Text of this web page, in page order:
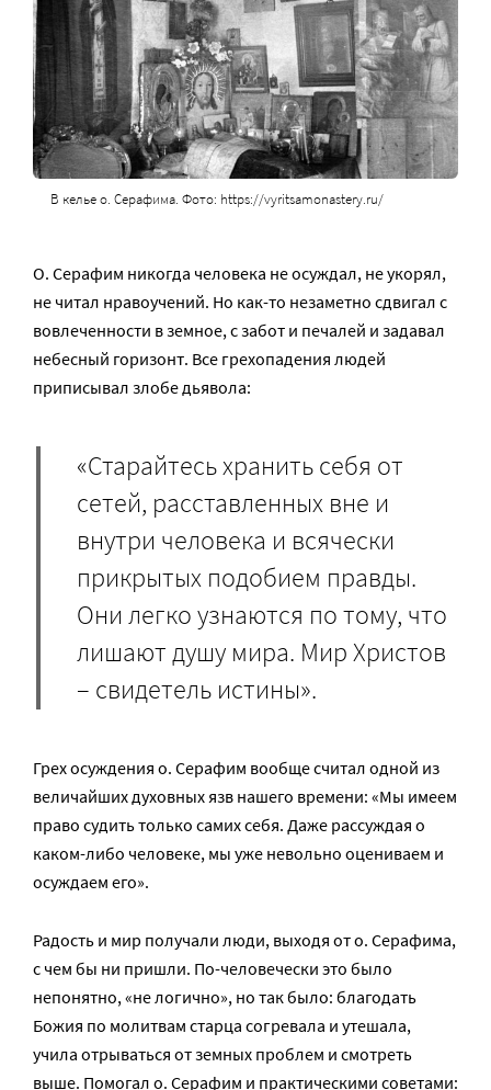
В келье о. Серафима. Фото: https://vyritsamonastery.ru/
О. Серафим никогда человека не осуждал, не укорял,
не читал нравоучений. Но как-то незаметно сдвигал с
вовлеченности в земное, с забот и печалей и задавал
небесный горизонт. Все грехопадения людей
приписывал злобе дьявола:
«Старайтесь хранить себя от
сетей, расставленных вне и
внутри человека и всячески
прикрытых подобием правды.
Они легко узнаются по тому, что
лишают душу мира. Мир Христов
– свидетель истины».
Грех осуждения о. Серафим вообще считал одной из
величайших духовных язв нашего времени: «Мы имеем
право судить только самих себя. Даже рассуждая о
каком-либо человеке, мы уже невольно оцениваем и
осуждаем его».
Радость и мир получали люди, выходя от о. Серафима,
с чем бы ни пришли. По-человечески это было
непонятно, «не логично», но так было: благодать
Божия по молитвам старца согревала и утешала,
учила отрываться от земных проблем и смотреть
выше. Помогал о. Серафим и практическими советами: